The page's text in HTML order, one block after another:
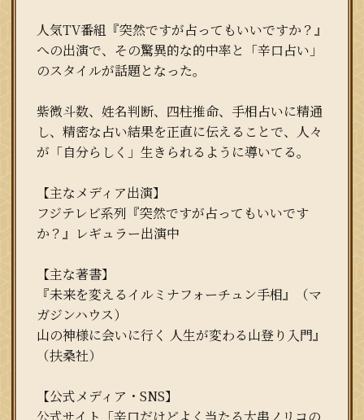
人気TV番組『突然ですが占ってもいいですか？』
への出演で、その驚異的な的中率と「辛口占い」
のスタイルが話題となった。
紫微斗数、姓名判断、四柱推命、手相占いに精通
し、精密な占い結果を正直に伝えることで、人々
が「自分らしく」生きられるように導いてる。
【主なメディア出演】
フジテレビ系列『突然ですが占ってもいいです
か？』レギュラー出演中
【主な著書】
『未来を変えるイルミナフォーチュン手相』（マ
ガジンハウス）
山の神様に会いに行く 人生が変わる山登り入門』
（扶桑社）
【公式メディア・SNS】